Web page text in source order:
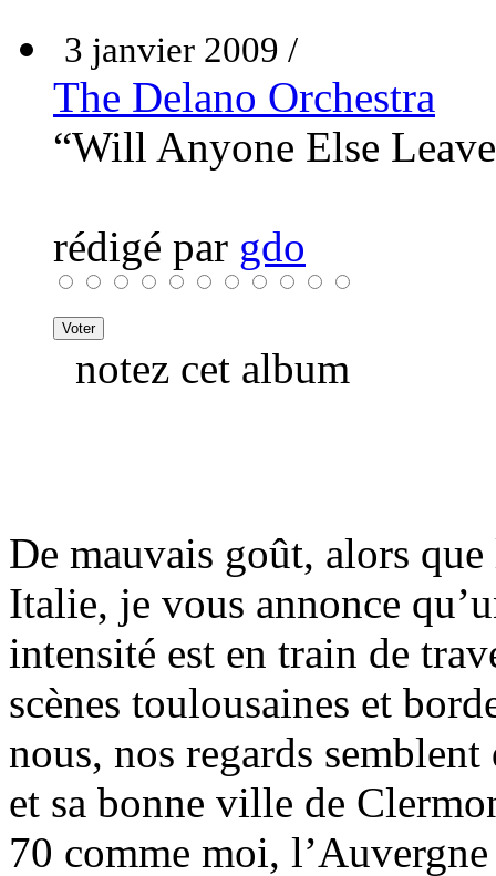
3 janvier 2009 /
The Delano Orchestra
“Will Anyone Else
rédigé par gdo
notez cet album
De mauvais goût, alors
Italie, je vous annonce
intensité est en train de
scènes toulousaines et
nous, nos regards
et sa bonne ville de
70 comme moi,